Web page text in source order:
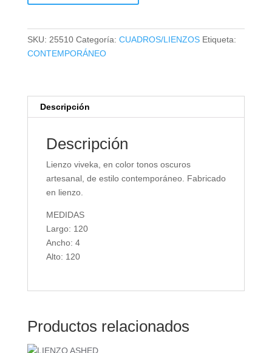
SKU: 25510 Categoría: CUADROS/LIENZOS Etiqueta:
CONTEMPORÁNEO
Descripción
Descripción
Lienzo viveka, en color tonos oscuros
artesanal, de estilo contemporáneo. Fabricado
en lienzo.
MEDIDAS
Largo: 120
Ancho: 4
Alto: 120
Productos relacionados